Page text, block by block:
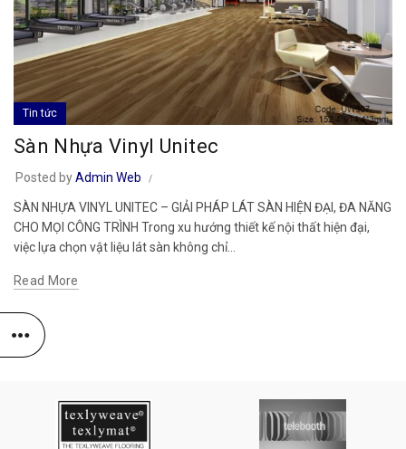
Tin tức
Sàn Nhựa Vinyl Unitec
Posted byAdmin Web
SÀN NHỰA VINYL UNITEC – GIẢI PHÁP LÁT SÀN HIỆN ĐẠI, ĐA NĂNG
CHO MỌI CÔNG TRÌNH Trong xu hướng thiết kế nội thất hiện đại,
việc lựa chọn vật liệu lát sàn không chỉ...
Read More